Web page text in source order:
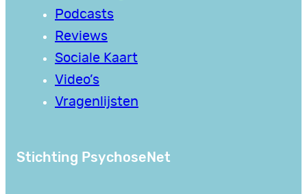
Podcasts
Reviews
Sociale Kaart
Video’s
Vragenlijsten
Stichting PsychoseNet